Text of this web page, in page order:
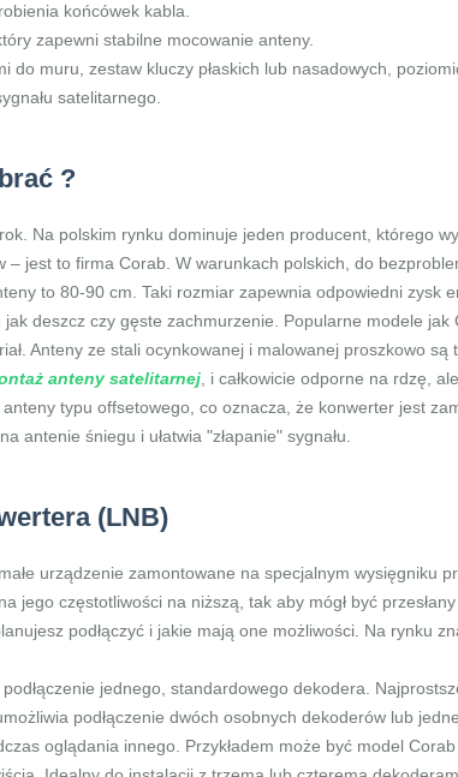
końcówek kabla.
zapewni stabilne mocowanie anteny.
do muru, zestaw kluczy płaskich lub nasadowych,
satelitarnego.
?
Na polskim rynku dominuje jeden producent, którego
jest to firma Corab. W warunkach polskich, do
to 80-90 cm. Taki rozmiar zapewnia odpowiedni zysk
deszcz czy gęste zachmurzenie. Popularne modele
Anteny ze stali ocynkowanej i malowanej proszkowo
anteny satelitarnej , i całkowicie odporne na rdzę,
typu offsetowego, co oznacza, że konwerter jest
antenie śniegu i ułatwia "złapanie" sygnału.
(LNB)
urządzenie zamontowane na specjalnym wysięgniku
jego częstotliwości na niższą, tak aby mógł być
podłączyć i jakie mają one możliwości. Na rynku
jednego, standardowego dekodera.
podłączenie dwóch osobnych dekoderów lub
oglądania innego. Przykładem może być model Corab